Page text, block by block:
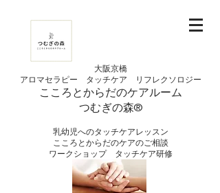
大阪京橋
アロマセラピー タッチケア
リフレクソロジー
こころとからだのケアルーム
つむぎの​森®︎
​乳幼児へのタッチケアレッスン
こころとからだのケアのご相談
​ワークショップ タッチケア研修